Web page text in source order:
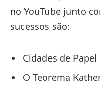
no YouTube junto
sucessos são:
Cidades de Papel
O Teorema